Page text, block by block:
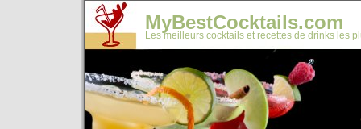
MyBestCocktails.com
Les meilleurs cocktails et recettes de drinks les